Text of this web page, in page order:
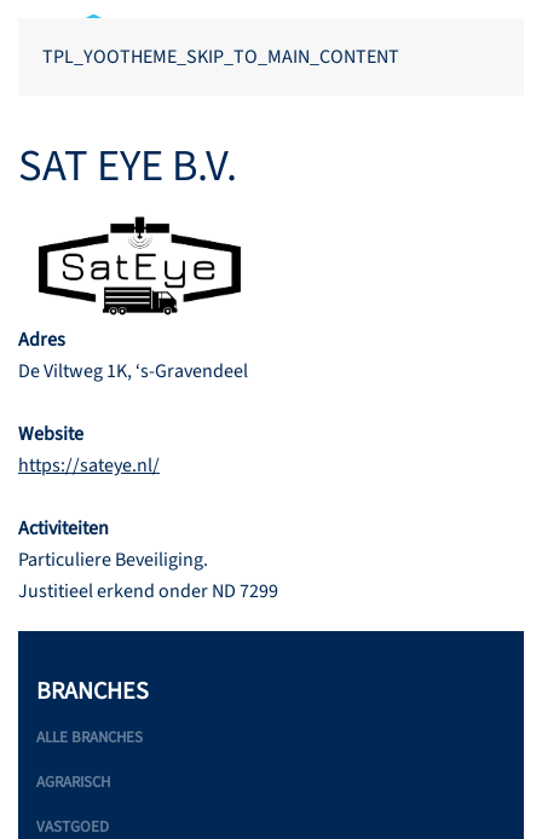
TPL_YOOTHEME_SKIP_TO_MAIN_CONTENT
SAT EYE B.V.
Adres
De Viltweg 1K, ‘s-Gravendeel
Website
https://sateye.nl/
Activiteiten
Particuliere Beveiliging.
Justitieel erkend onder ND 7299
BRANCHES
ALLE BRANCHES
AGRARISCH
VASTGOED